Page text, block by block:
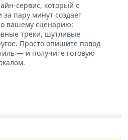
сервис, который с
пару минут создает
вашему сценарию:
треки, шутливые
Просто опишите повод
— и получите готовую